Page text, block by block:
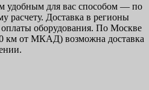
удобным для вас способом — по
расчету. Доставка в регионы
оплаты оборудования. По Москве
км от МКАД) возможна доставка